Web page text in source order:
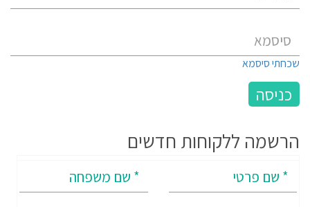
שכחתי סיסמא
הרשמה ללקוחות חדשים